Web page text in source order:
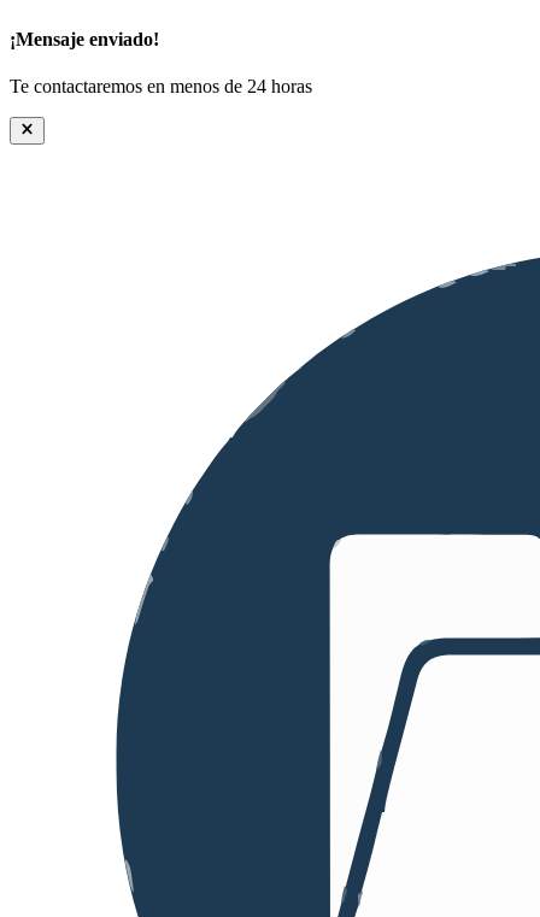
¡Mensaje enviado!
Te contactaremos en menos de 24 horas